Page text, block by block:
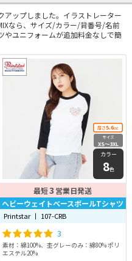
アップしました。イラストレーター
なら、サイズ/カラー/背番号/名前
やユニフォームが追加料金なしで簡
厚さ5.6oz
サイズ
XS〜3XL
カラー
8色
最短3 営業日発送
ヘビーウェイトベースボールTシャツ
Printstar 丨 107-CRB
3
素材：綿100%、杢グレーのみ：綿80% ポリ
エステル20%